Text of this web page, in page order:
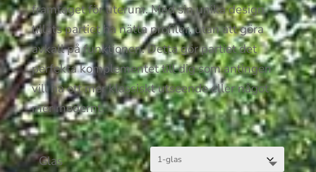
framtaget för uterum. Med sin unika design
tillåts partiet ha nätta profiler, utan att göra
avkall på funktionen. Detta gör partiet det
perfekta komplementet till dig som antingen
vill ha ett mer klassiskt utseende eller något
mer modernt.
Glas